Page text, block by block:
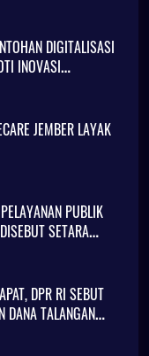
DIGITALISASI
INOVASI
JEMBER LAYAK
PUBLIK
SETARA
DPR RI SEBUT
DANA TALANGAN